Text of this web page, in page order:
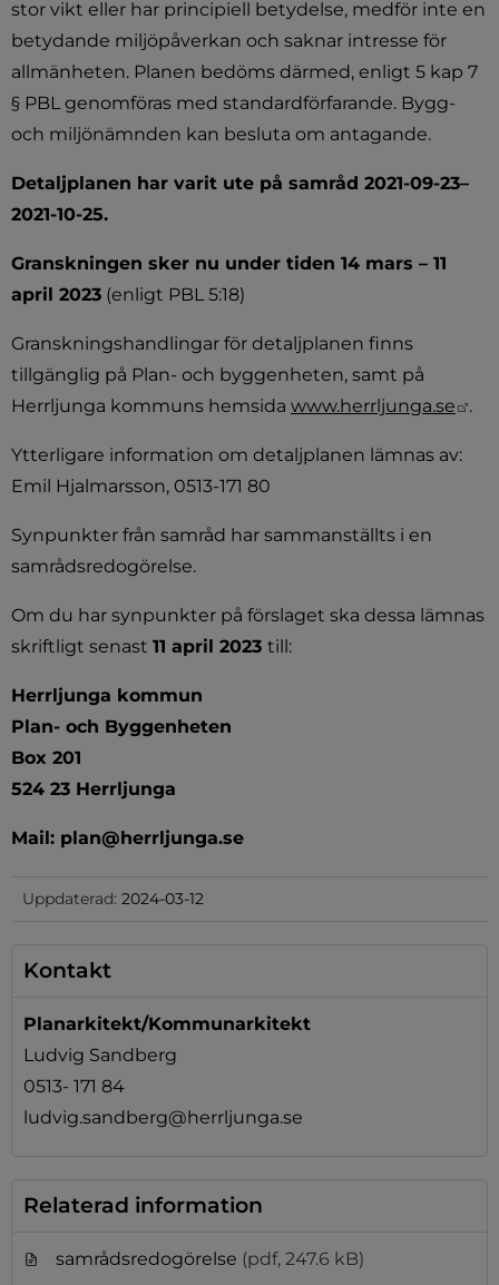
stor vikt eller har principiell betydelse, medför inte en
betydande miljöpåverkan och saknar intresse för
allmänheten. Planen bedöms därmed, enligt 5 kap 7
§ PBL genomföras med standardförfarande. Bygg-
och miljönämnden kan besluta om antagande.
Detaljplanen har varit ute på samråd 2021-09-23–
2021-10-25.
Granskningen sker nu under tiden 14 mars – 11
april 2023 (enligt PBL 5:18)
Granskningshandlingar för detaljplanen finns
tillgänglig på Plan- och byggenheten, samt på
Herrljunga kommuns hemsida www.herrljunga.se .
Ytterligare information om detaljplanen lämnas av:
Emil Hjalmarsson, 0513-171 80
Synpunkter från samråd har sammanställts i en
samrådsredogörelse.
Om du har synpunkter på förslaget ska dessa lämnas
skriftligt senast 11 april 2023 till:
Herrljunga kommun
Plan- och Byggenheten
Box 201
524 23 Herrljunga
Mail: plan@herrljunga.se
Uppdaterad: 2024-03-12
Kontakt
Planarkitekt/Kommunarkitekt
Ludvig Sandberg
0513- 171 84
ludvig.sandberg@herrljunga.se
Relaterad information
samrådsredogörelse (pdf, 247.6 kB)